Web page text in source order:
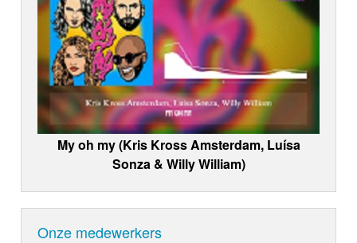
My oh my (Kris Kross Amsterdam, Luísa
Sonza & Willy William)
Onze medewerkers